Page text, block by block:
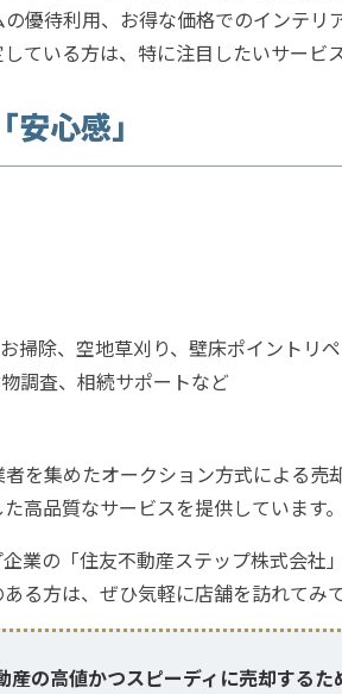
優待利用、お得な価格でのインテ
ている方は、特に注目したいサービス
心感」
掃除、空地草刈り、壁床ポイントリ
調査、相続サポートなど
を集めたオークション方式による
高品質なサービスを提供しています。
業の「住友不動産ステップ株式会社
る方は、ぜひ気軽に店舗を訪れてみ
産の高値かつスピーディに売却するた